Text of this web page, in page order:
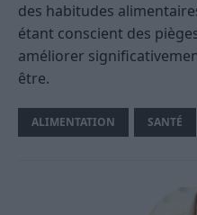
des habitudes
étant conscient des
améliorer
être.
ALIMENTATION SANTÉ